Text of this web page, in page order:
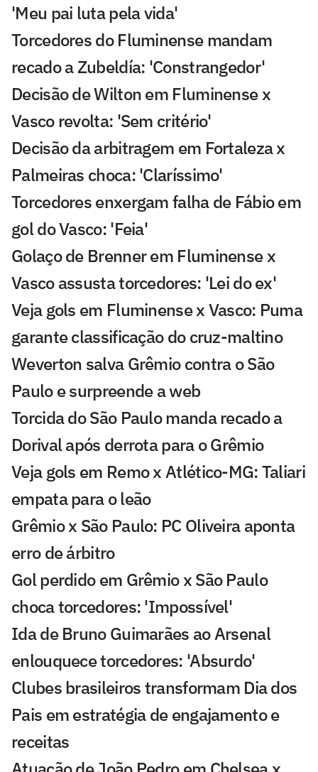
'Meu pai luta pela vida'
Torcedores do Fluminense mandam
recado a Zubeldía: 'Constrangedor'
Decisão de Wilton em Fluminense x
Vasco revolta: 'Sem critério'
Decisão da arbitragem em Fortaleza x
Palmeiras choca: 'Claríssimo'
Torcedores enxergam falha de Fábio em
gol do Vasco: 'Feia'
Golaço de Brenner em Fluminense x
Vasco assusta torcedores: 'Lei do ex'
Veja gols em Fluminense x Vasco: Puma
garante classificação do cruz-maltino
Weverton salva Grêmio contra o São
Paulo e surpreende a web
Torcida do São Paulo manda recado a
Dorival após derrota para o Grêmio
Veja gols em Remo x Atlético-MG: Taliari
empata para o leão
Grêmio x São Paulo: PC Oliveira aponta
erro de árbitro
Gol perdido em Grêmio x São Paulo
choca torcedores: 'Impossível'
Ida de Bruno Guimarães ao Arsenal
enlouquece torcedores: 'Absurdo'
Clubes brasileiros transformam Dia dos
Pais em estratégia de engajamento e
receitas